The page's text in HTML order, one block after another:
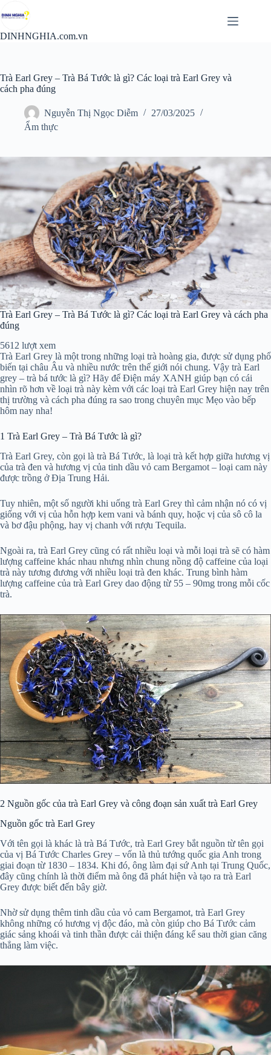
đến
nội
DINHNGHIA.com.vn
Trà Earl Grey – Trà Bá Tước là gì? Các loại trà Earl Grey và
cách pha đúng
Nguyễn Thị Ngọc Diễm
27/03/2025
Ẩm thực
Trà Earl Grey – Trà Bá Tước là gì? Các loại trà Earl Grey và cách pha
đúng
5612 lượt xem
Trà Earl Grey là một trong những loại trà hoàng gia, được sử dụng phổ
biến tại châu Âu và nhiều nước trên thế giới nói chung. Vậy trà Earl
grey – trà bá tước là gì? Hãy để Điện máy XANH giúp bạn có cái
nhìn rõ hơn về loại trà này kèm với các loại trà Earl Grey hiện nay trên
thị trường và cách pha đúng ra sao trong chuyên mục Mẹo vào bếp
hôm nay nha!
1 Trà Earl Grey – Trà Bá Tước là gì?
Trà Earl Grey, còn gọi là trà Bá Tước, là loại trà kết hợp giữa hương vị
của trà đen và hương vị của tinh dầu vỏ cam Bergamot – loại cam này
được trồng ở Địa Trung Hải.
Tuy nhiên, một số người khi uống trà Earl Grey thì cảm nhận nó có vị
giống với vị của hỗn hợp kem vani và bánh quy, hoặc vị của sô cô la
và bơ đậu phộng, hay vị chanh với rượu Tequila.
Ngoài ra, trà Earl Grey cũng có rất nhiều loại và mỗi loại trà sẽ có hàm
lượng caffeine khác nhau nhưng nhìn chung nồng độ caffeine của loại
trà này tương đương với nhiều loại trà đen khác. Trung bình hàm
lượng caffeine của trà Earl Grey dao động từ 55 – 90mg trong mỗi cốc
trà.
2 Nguồn gốc của trà Earl Grey và công đoạn sản xuất trà Earl Grey
Nguồn gốc trà Earl Grey
Với tên gọi là khác là trà Bá Tước, trà Earl Grey bắt nguồn từ tên gọi
của vị Bá Tước Charles Grey – vốn là thủ tướng quốc gia Anh trong
giai đoạn từ 1830 – 1834. Khi đó, ông làm đại sứ Anh tại Trung Quốc,
đây cũng chính là thời điểm mà ông đã phát hiện và tạo ra trà Earl
Grey được biết đến bây giờ.
Nhờ sử dụng thêm tinh dầu của vỏ cam Bergamot, trà Earl Grey
không những có hương vị độc đáo, mà còn giúp cho Bá Tước cảm
giác sảng khoái và tinh thần được cải thiện đáng kể sau thời gian căng
thẳng làm việc.